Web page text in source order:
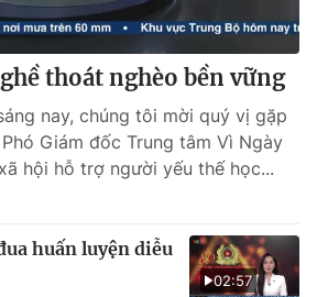
thoát nghèo bền vững
nay, chúng tôi mời quý vị gặp
Giám đốc Trung tâm Vì Ngày
hội hỗ trợ người yếu thế học...
02:57
huấn luyện diễu